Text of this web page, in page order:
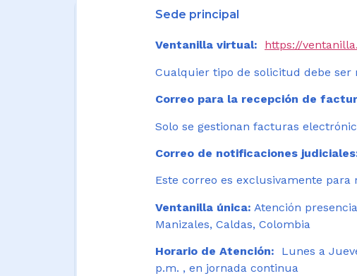
Sede principal
Ventanilla virtual: https://
Cualquier tipo de solicitud debe ser
Correo para la recepción de
Solo se gestionan facturas
Correo de notificaciones
Este correo es exclusivamente para
Ventanilla única: Atención
Manizales, Caldas, Colombia
Horario de Atención:
Lunes a
p.m. , en jornada continua